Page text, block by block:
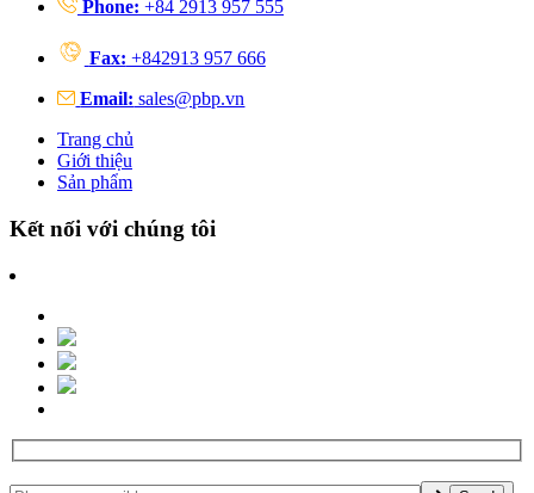
Phone: +84 2913 957 555
Fax: +842913 957 666
Email: sales@pbp.vn
Trang chủ
Giới thiệu
Sản phẩm
Kết nối với chúng tôi